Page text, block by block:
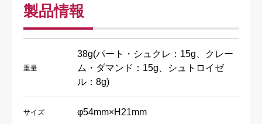
製品情報
重量
38g(パート・シュクレ：15g、クレー
ム・ダマンド：15g、シュトロイゼ
ル：8g)
サイズ φ54mm×H21mm